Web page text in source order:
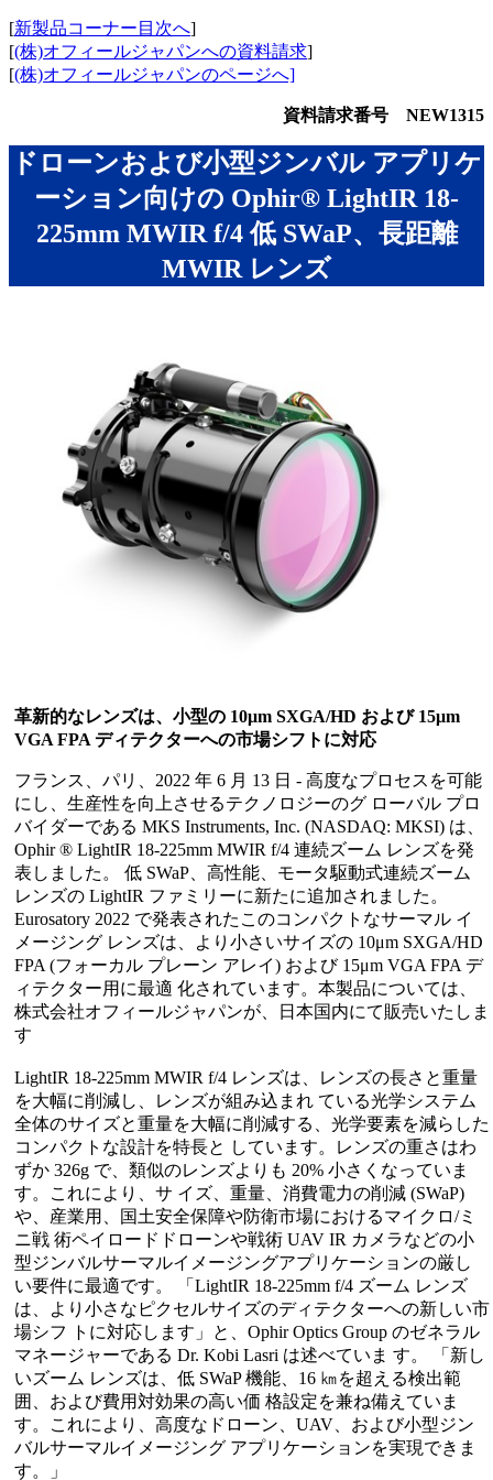
[新製品コーナー目次へ]
[(株)オフィールジャパンへの資料請求]
[(株)オフィールジャパンのページへ]
資料請求番号 NEW1315
ドローンおよび小型ジンバル アプリケ
ーション向けの Ophir® LightIR 18-
225mm MWIR f/4 低 SWaP、長距離
MWIR レンズ
革新的なレンズは、小型の 10μm SXGA/HD および 15μm
VGA FPA ディテクターへの市場シフトに対応
フランス、パリ、2022 年 6 月 13 日 - 高度なプロセスを可能
にし、生産性を向上させるテクノロジーのグ ローバル プロ
バイダーである MKS Instruments, Inc. (NASDAQ: MKSI) は、
Ophir ® LightIR 18-225mm MWIR f/4 連続ズーム レンズを発
表しました。 低 SWaP、高性能、モータ駆動式連続ズーム
レンズの LightIR ファミリーに新たに追加されました。
Eurosatory 2022 で発表されたこのコンパクトなサーマル イ
メージング レンズは、より小さいサイズの 10μm SXGA/HD
FPA (フォーカル プレーン アレイ) および 15μm VGA FPA デ
ィテクター用に最適 化されています。本製品については、
株式会社オフィールジャパンが、日本国内にて販売いたしま
す
LightIR 18-225mm MWIR f/4 レンズは、レンズの長さと重量
を大幅に削減し、レンズが組み込まれ ている光学システム
全体のサイズと重量を大幅に削減する、光学要素を減らした
コンパクトな設計を特長と しています。レンズの重さはわ
ずか 326g で、類似のレンズよりも 20% 小さくなっていま
す。これにより、サ イズ、重量、消費電力の削減 (SWaP)
や、産業用、国土安全保障や防衛市場におけるマイクロ/ミ
ニ戦 術ペイロードドローンや戦術 UAV IR カメラなどの小
型ジンバルサーマルイメージングアプリケーションの厳し
い要件に最適です。 「LightIR 18-225mm f/4 ズーム レンズ
は、より小さなピクセルサイズのディテクターへの新しい市
場シフ トに対応します」と、Ophir Optics Group のゼネラル
マネージャーである Dr. Kobi Lasri は述べていま す。 「新し
いズーム レンズは、低 SWaP 機能、16 ㎞を超える検出範
囲、および費用対効果の高い価 格設定を兼ね備えていま
す。これにより、高度なドローン、UAV、および小型ジン
バルサーマルイメージング アプリケーションを実現できま
す。」